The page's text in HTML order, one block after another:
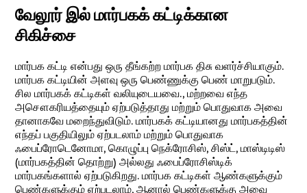
வேலூர் இல் மார்பகக் கட்டிக்கான
சிகிச்சை
மார்பக கட்டி என்பது ஒரு தீங்கற்ற மார்பக திசு வளர்ச்சியாகும்.
மார்பக கட்டியின் அளவு ஒரு பெண்ணுக்கு பெண் மாறுபடும்.
சில மார்பகக் கட்டிகள் வலியுடையவை., மற்றவை எந்த
அசௌகரியத்தையும் ஏற்படுத்தாது மற்றும் பொதுவாக அவை
தானாகவே மறைந்துவிடும். மார்பகக் கட்டியானது மார்பகத்தின்
எந்தப் பகுதியிலும் ஏற்படலாம் மற்றும் பொதுவாக
ஃபைப்ரோடெனோமா, கொழுப்பு நெக்ரோசிஸ், சிஸ்ட், மாஸ்டிடிஸ்
(மார்பகத்தின் தொற்று) அல்லது ஃபைப்ரோசிஸ்டிக்
மார்பகங்களால் ஏற்படுகிறது. மார்பக கட்டிகள் ஆண்களுக்கும்
பெண்களுக்கும் ஏற்படலாம், ஆனால் பெண்களுக்கு அவை